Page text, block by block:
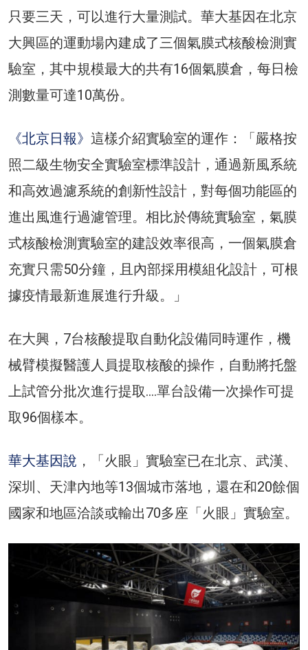
只要三天，可以進行大量測試。華大基因在北京
大興區的運動場內建成了三個氣膜式核酸檢測實
驗室，其中規模最大的共有16個氣膜倉，每日檢
測數量可達10萬份。
《北京日報》 這樣介紹實驗室的運作：「嚴格按
照二級生物安全實驗室標準設計，通過新風系統
和高效過濾系統的創新性設計，對每個功能區的
進出風進行過濾管理。相比於傳統實驗室，氣膜
式核酸檢測實驗室的建設效率很高，一個氣膜倉
充實只需50分鐘，且內部採用模組化設計，可根
據疫情最新進展進行升級。」
在大興，7台核酸提取自動化設備同時運作，機
械臂模擬醫護人員提取核酸的操作，自動將托盤
上試管分批次進行提取….單台設備一次操作可提
取96個樣本。
華大基因說 ，「火眼」實驗室已在北京、武漢、
深圳、天津內地等13個城市落地，還在和20餘個
國家和地區洽談或輸出70多座「火眼」實驗室。